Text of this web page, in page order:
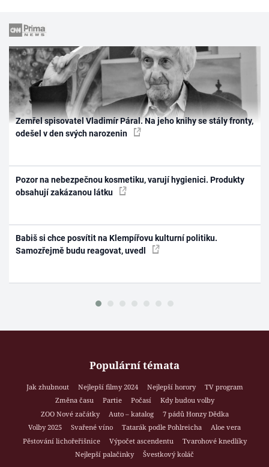
Zemřel spisovatel Vladimír Páral. Na jeho knihy se stály fronty,
odešel v den svých narozenin
Pozor na nebezpečnou kosmetiku, varují hygienici. Produkty
obsahují zakázanou látku
Babiš si chce posvítit na Klempířovu kulturní politiku.
Samozřejmě budu reagovat, uvedl
Populární témata
Jak zhubnout Nejlepší filmy 2024 Nejlepší horory
TV program
Změna času
Partie Počasí
Kdy budou volby
ZOO Nové začátky
Auto – katalog
7 pádů Honzy Dědka
Volby 2025
Svařené víno Tatarák podle Pohlreicha
Aloe vera
Pěstování lichořeřišnice
Výpočet ascendentu
Tvarohové knedlíky
Nejlepší palačinky
Švestkový koláč